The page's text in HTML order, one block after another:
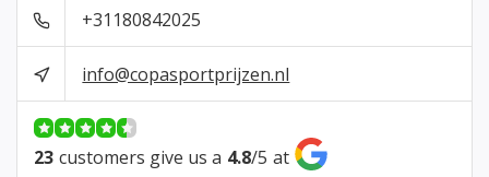
+31180842025
info@copasportprijzen.nl
23 customers give us a 4.8/5 at